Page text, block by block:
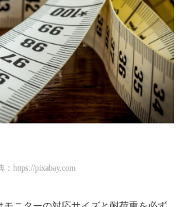
： https://pixabay.com